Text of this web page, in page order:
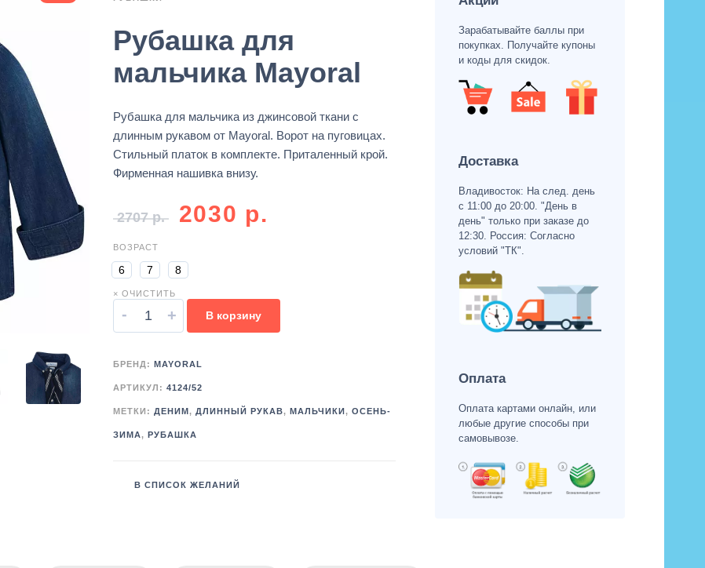
Рубашка для
мальчика Mayoral
Рубашка для мальчика из джинсовой ткани с
длинным рукавом от Mayoral. Ворот на пуговицах.
Стильный платок в комплекте. Приталенный крой.
Фирменная нашивка внизу.
2707р. 2030 р.
ВОЗРАСТ
6 7 8
× ОЧИСТИТЬ
- + В корзину
БРЕНД: MAYORAL
АРТИКУЛ: 4124/52
МЕТКИ: ДЕНИМ , ДЛИННЫЙ РУКАВ, МАЛЬЧИКИ , ОСЕНЬ-
ЗИМА, РУБАШКА
В СПИСОК ЖЕЛАНИЙ
Зарабатывайте баллы при
покупках. Получайте купоны
и коды для скидок.
Доставка
Владивосток: На след. день
с 11:00 до 20:00. "День в
день" только при заказе до
12:30. Россия: Согласно
условий "ТК".
Оплата
Оплата картами онлайн, или
любые другие способы при
самовывозе.